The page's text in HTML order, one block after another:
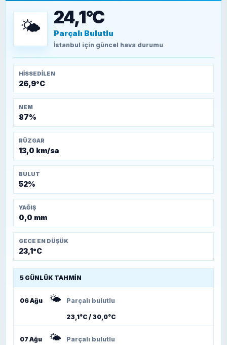
TEOMAN ALPASLAN
Kütahya-Eskişehir Muharebeleri (10-24
🌤️ 24,1°C
Parçalı Bulutlu
İstanbul için güncel hava durumu
HISSEDILEN
26,9°C
NEM
87%
RÜZGAR
13,0 km/sa
BULUT
52%
YAĞIŞ
0,0 mm
GECE EN DÜŞÜK
23,1°C
5 GÜNLÜK TAHMIN
06 Ağu 🌤️ Parçalı bulutlu
23,1°C / 30,0°C
07 Ağu 🌤️ Parçalı bulutlu